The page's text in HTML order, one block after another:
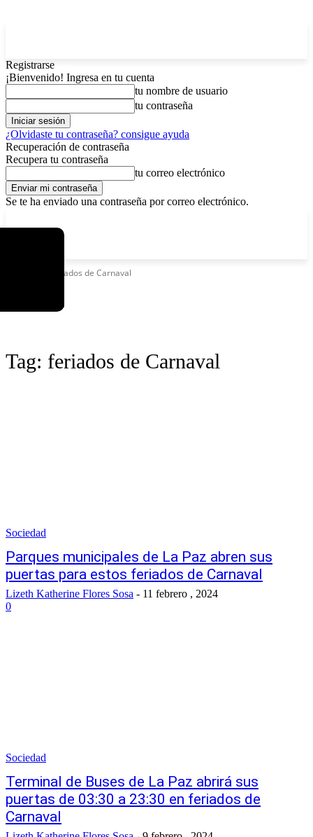
Registrarse
¡Bienvenido! Ingresa en tu cuenta
tu nombre de usuario
tu contraseña
¿Olvidaste tu contraseña? consigue ayuda
Recuperación de contraseña
Recupera tu contraseña
tu correo electrónico
Se te ha enviado una contraseña por correo electrónico.
Feriados de Carnaval
Tag: feriados de Carnaval
Sociedad
Parques municipales de La Paz abren sus
puertas para estos feriados de Carnaval
Lizeth Katherine Flores Sosa - 11 febrero , 2024
0
Sociedad
Terminal de Buses de La Paz abrirá sus
puertas de 03:30 a 23:30 en feriados de
Carnaval